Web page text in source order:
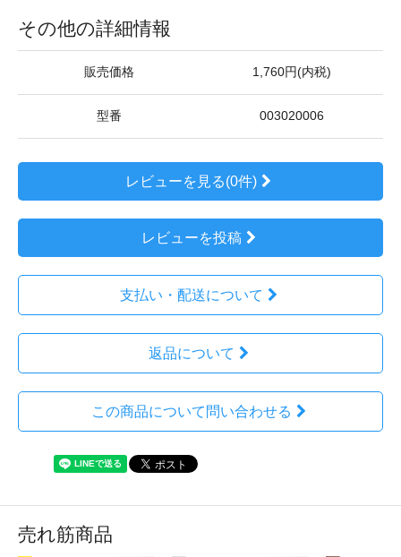
その他の詳細情報
販売価格 1,760円(内税)
型番 003020006
レビューを見る(0件)
レビューを投稿
支払い・配送について
返品について
この商品について問い合わせる
売れ筋商品